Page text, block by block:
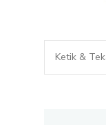
Mencari
Sesuatu?